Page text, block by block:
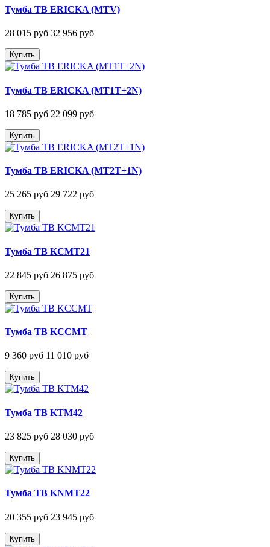
Тумба ТВ ERICKA (MTV)
28 015 руб 32 956 руб
Купить
Тумба ТВ ERICKA (MT1T+2N)
18 785 руб 22 099 руб
Купить
Тумба ТВ ERICKA (MT2T+1N)
25 265 руб 29 722 руб
Купить
Тумба ТВ KCMT21
22 845 руб 26 875 руб
Купить
Тумба ТВ KCCMT
9 360 руб 11 010 руб
Купить
Тумба ТВ KTM42
23 825 руб 28 030 руб
Купить
Тумба ТВ KNMT22
20 355 руб 23 945 руб
Купить